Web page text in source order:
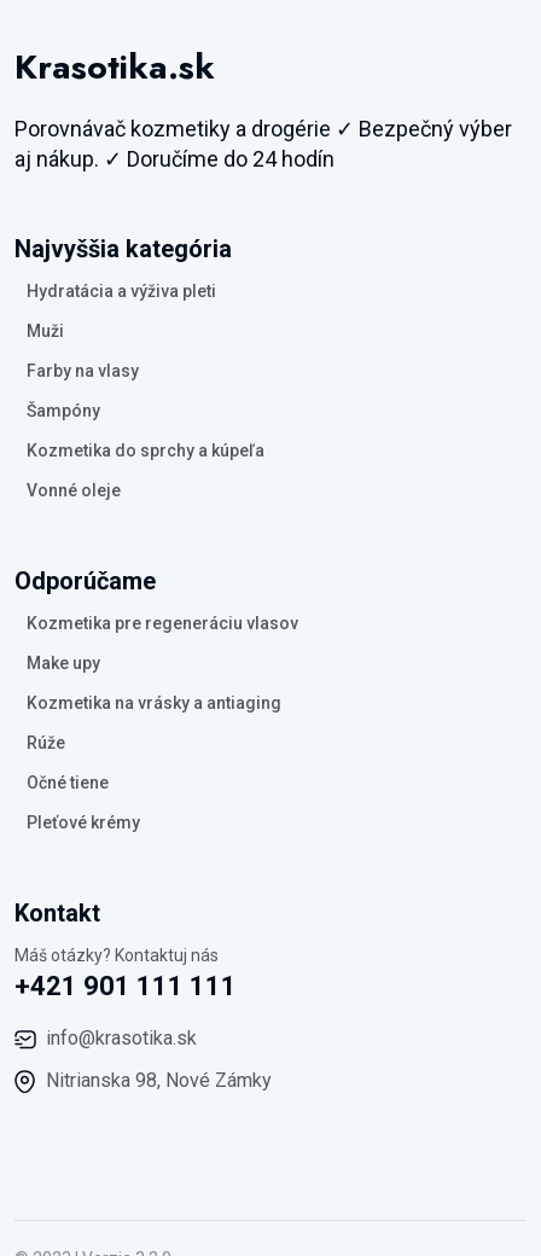
Krasotika.sk
Porovnávač kozmetiky a drogérie ✓ Bezpečný výber
aj nákup. ✓ Doručíme do 24 hodín
Najvyššia kategória
Hydratácia a výživa pleti
Muži
Farby na vlasy
Šampóny
Kozmetika do sprchy a kúpeľa
Vonné oleje
Odporúčame
Kozmetika pre regeneráciu vlasov
Make upy
Kozmetika na vrásky a antiaging
Rúže
Očné tiene
Pleťové krémy
Kontakt
Máš otázky? Kontaktuj nás
+421 901 111 111
info@krasotika.sk
Nitrianska 98, Nové Zámky